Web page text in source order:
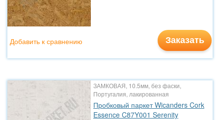
Заказать
Добавить к сравнению
ЗАМКОВАЯ, 10.5мм, без фаски,
Португалия, лакированная
Пробковый паркет Wicanders Cork
Essence C87Y001 Serenity